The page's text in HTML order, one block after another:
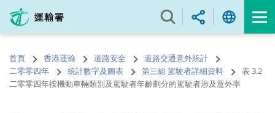
內
的
開
始
首頁 香港運輸 道路安全
道路交通意外統計
二零零四年
統計數字及圖表 第三組 駕駛者詳細資料
表 3.2
二零零四年按機動車輛類別及駕駛者年齡劃分的駕駛者涉及意外率